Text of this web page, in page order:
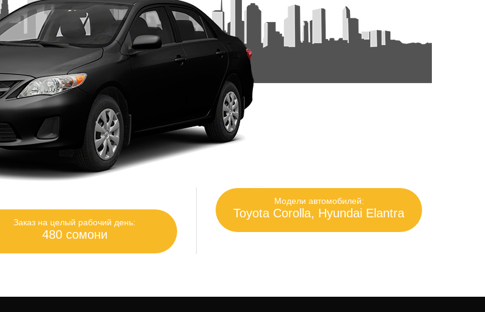
Заказ на целый рабочий день:
480 сомони
Модели автомобилей:
Toyota Corolla, Hyundai Elantra